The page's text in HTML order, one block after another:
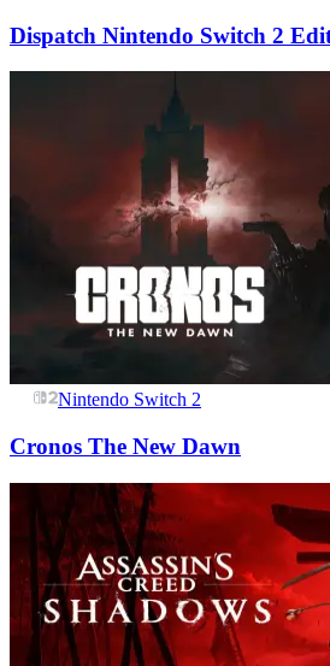
Dispatch Nintendo Switch 2
Nintendo Switch 2
Cronos The New Dawn